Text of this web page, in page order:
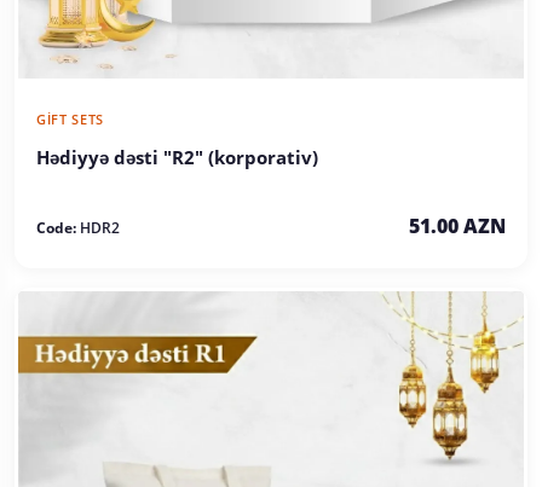
GIFT SETS
Hədiyyə dəsti "R2" (korporativ)
Code: HDR2 51.00 AZN